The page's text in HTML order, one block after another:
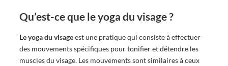
Qu’est-ce que le yoga du visage ?
Le yoga du visageest une pratique qui consiste à effectuer
des mouvements spécifiques pour tonifier et détendre les
muscles du visage. Les mouvements sont similaires à ceux